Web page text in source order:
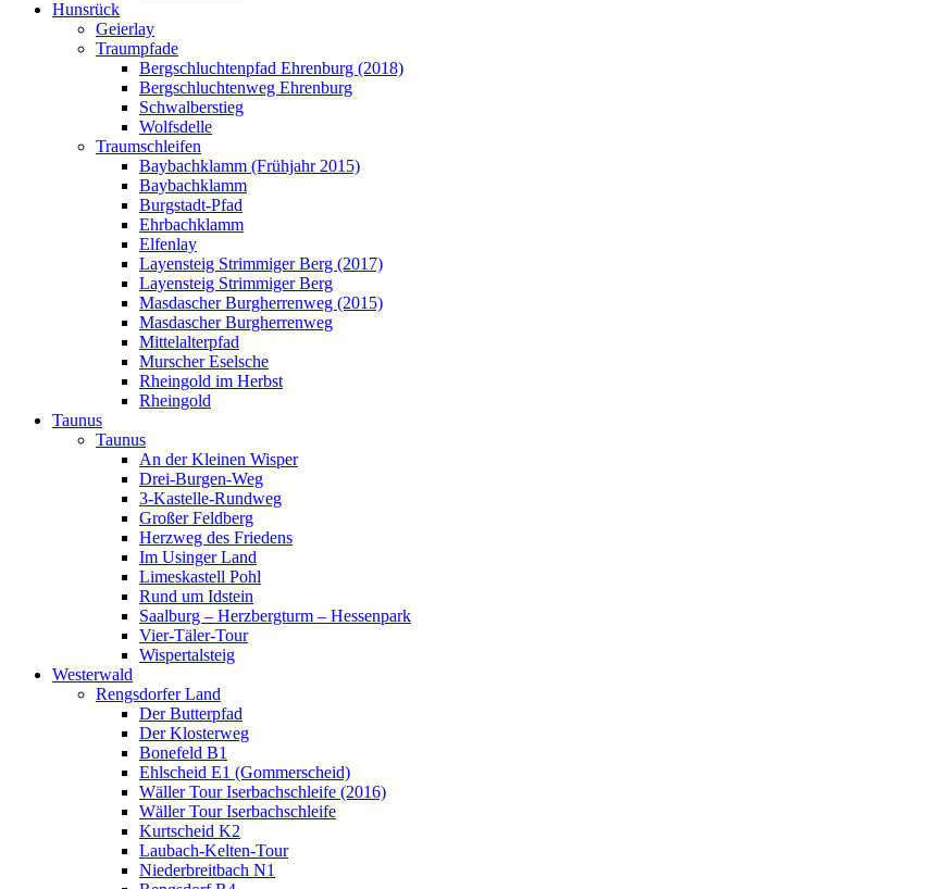
Hunsrück
Geierlay
Traumpfade
Bergschluchtenpfad Ehrenburg (2018)
Bergschluchtenweg Ehrenburg
Schwalberstieg
Wolfsdelle
Traumschleifen
Baybachklamm (Frühjahr 2015)
Baybachklamm
Burgstadt-Pfad
Ehrbachklamm
Elfenlay
Layensteig Strimmiger Berg (2017)
Layensteig Strimmiger Berg
Masdascher Burgherrenweg (2015)
Masdascher Burgherrenweg
Mittelalterpfad
Murscher Eselsche
Rheingold im Herbst
Rheingold
Taunus
Taunus
An der Kleinen Wisper
Drei-Burgen-Weg
3-Kastelle-Rundweg
Großer Feldberg
Herzweg des Friedens
Im Usinger Land
Limeskastell Pohl
Rund um Idstein
Saalburg – Herzbergturm – Hessenpark
Vier-Täler-Tour
Wispertalsteig
Westerwald
Rengsdorfer Land
Der Butterpfad
Der Klosterweg
Bonefeld B1
Ehlscheid E1 (Gommerscheid)
Wäller Tour Iserbachschleife (2016)
Wäller Tour Iserbachschleife
Kurtscheid K2
Laubach-Kelten-Tour
Niederbreitbach N1